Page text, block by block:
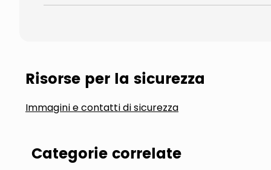
Risorse per la sicurezza
Immagini e contatti di sicurezza
Categorie correlate